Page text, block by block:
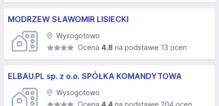
MODRZEW SŁAWOMIR LISIECKI
Wysogotowo
Ocena 4.8 na podstawie 13 ocen
ELBAU.PL sp. z o.o. SPÓŁKA KOMANDYTOWA
Wysogotowo
Ocena 4.4 na podstawie 204 ocen